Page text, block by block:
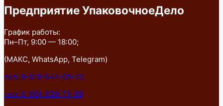
Предприятие УпаковочноеДело
График работы:
Пн–Пт, 9:00 — 18:00;
(МАКС, WhatsApp, Telegram)
тел: 8-918-544-99-75
тел: 8-951-839-71-89